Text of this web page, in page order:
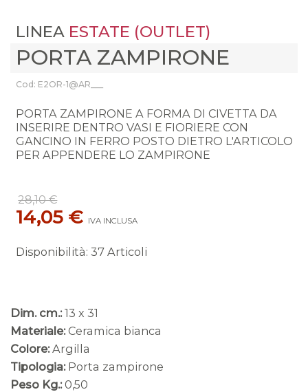
LINEA ESTATE (OUTLET)
PORTA ZAMPIRONE
Cod: E2OR-1@AR___
PORTA ZAMPIRONE A FORMA DI CIVETTA DA
INSERIRE DENTRO VASI E FIORIERE CON
GANCINO IN FERRO POSTO DIETRO L'ARTICOLO
PER APPENDERE LO ZAMPIRONE
28,10 €
14,05 € IVA INCLUSA
Disponibilità: 37 Articoli
Dim. cm.: 13 x 31
Materiale: Ceramica bianca
Colore: Argilla
Tipologia: Porta zampirone
Peso Kg.: 0,50